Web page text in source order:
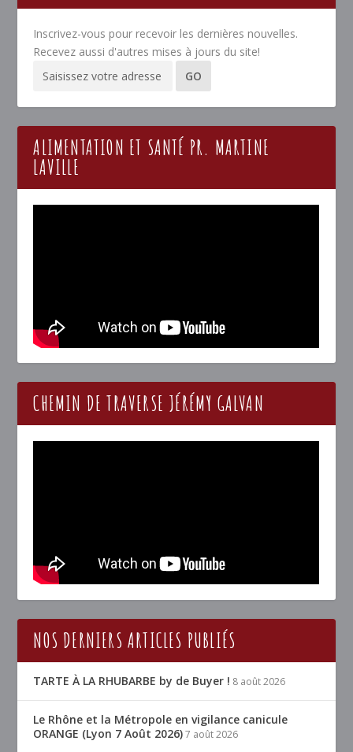
Inscrivez-vous pour recevoir les dernières nouvelles.
Recevez aussi d'autres mises à jours du site!
ALIMENTATION ET SANTÉ PR. MARTINE
LAVILLE
CHEMIN DE TRAVERSE JÉRÉMY GALVAN
NOS DERNIERS ARTICLES PUBLIÉS
TARTE À LA RHUBARBE by de Buyer ! 8 août 2026
Le Rhône et la Métropole en vigilance canicule
ORANGE (Lyon 7 Août 2026) 7 août 2026